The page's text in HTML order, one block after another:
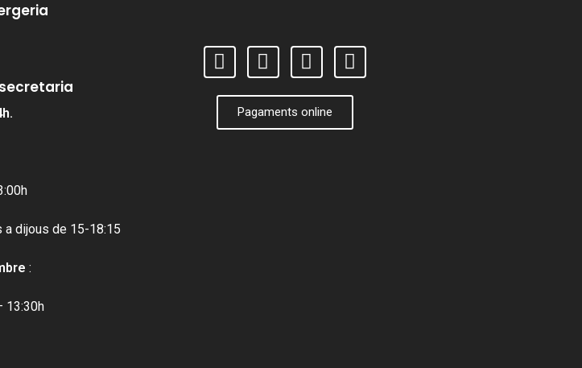
dijous de 15-18:15
:
13:30h
Pagaments online